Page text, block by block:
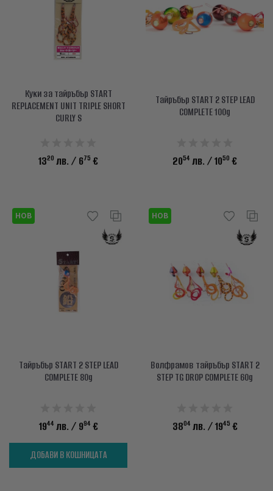
Куки за тайръбър START
REPLACEMENT UNIT TRIPLE SHORT
CURLY S
1320 лв. / 675 €
Тайръбър START 2 STEP LEAD
COMPLETE 100g
2054 лв. / 1050 €
НОВ
Тайръбър START 2 STEP LEAD
COMPLETE 80g
1944 лв. / 994 €
ДОБАВИ В КОШНИЦАТА
НОВ
Волфрамов тайръбър START 2
STEP TG DROP COMPLETE 60g
3804 лв. / 1945 €